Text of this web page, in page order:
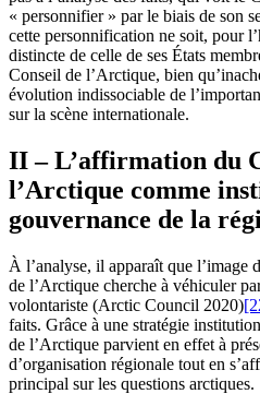
« personnifier » par le biais de son
cette personnification ne soit, pour
distincte de celle de ses États
Conseil de l’Arctique, bien
évolution indissociable de
sur la scène internationale.
II – L’affirmation du
l’Arctique comme
gouvernance de la
À l’analyse, il apparaît que l’image
de l’Arctique cherche à véhiculer
volontariste (Arctic Council 2020)
faits. Grâce à une stratégie
de l’Arctique parvient en effet à
d’organisation régionale tout en
principal sur les questions arctiques.